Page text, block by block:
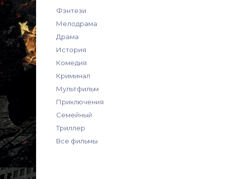
Фэнтези
Мелодрама
Драма
История
Комедия
Криминал
Мультфильм
Приключения
Семейный
Триллер
Все фильмы